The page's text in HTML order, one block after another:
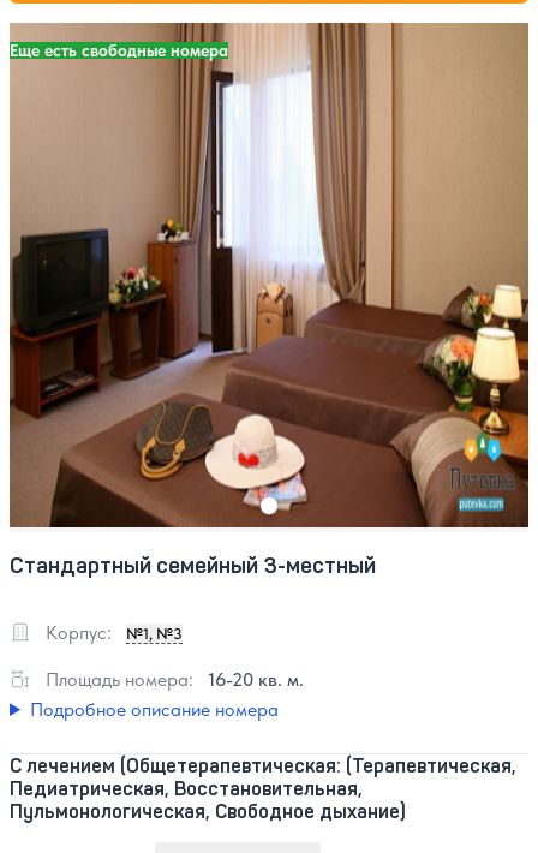
Еще есть свободные номера
Стандартный семейный 3-местный
Корпус: №1, №3
Площадь номера:
16-20 кв. м.
Подробное описание номера
С лечением (Общетерапевтическая: (Терапевтическая,
Педиатрическая, Восстановительная,
Пульмонологическая, Свободное дыхание)